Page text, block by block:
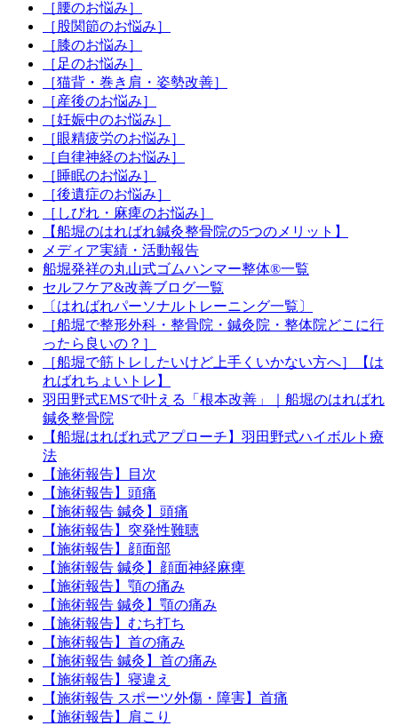
［腰のお悩み］
［股関節のお悩み］
［膝のお悩み］
［足のお悩み］
［猫背・巻き肩・姿勢改善］
［産後のお悩み］
［妊娠中のお悩み］
［眼精疲労のお悩み］
［自律神経のお悩み］
［睡眠のお悩み］
［後遺症のお悩み］
［しびれ・麻痺のお悩み］
【船堀のはればれ鍼灸整骨院の5つのメリット】
メディア実績・活動報告
船堀発祥の丸山式ゴムハンマー整体®︎一覧
セルフケア&改善ブログ一覧
〔はればれパーソナルトレーニング一覧〕
［船堀で整形外科・整骨院・鍼灸院・整体院どこに行
ったら良いの？］
［船堀で筋トレしたいけど上手くいかない方へ］【は
ればれちょいトレ】
羽田野式EMSで叶える「根本改善」｜船堀のはればれ
鍼灸整骨院
【船堀はればれ式アプローチ】羽田野式ハイボルト療
法
【施術報告】目次
【施術報告】頭痛
【施術報告 鍼灸】頭痛
【施術報告】突発性難聴
【施術報告】顔面部
【施術報告 鍼灸】顔面神経麻痺
【施術報告】顎の痛み
【施術報告 鍼灸】顎の痛み
【施術報告】むち打ち
【施術報告】首の痛み
【施術報告 鍼灸】首の痛み
【施術報告】寝違え
【施術報告 スポーツ外傷・障害】首痛
【施術報告】肩こり